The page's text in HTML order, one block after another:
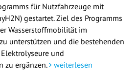
für Nutzfahrzeuge mit
gestartet. Ziel des Programms
Wasserstoffmobilität im
unterstützen und die bestehenden
und
zu ergänzen.
weiterlesen